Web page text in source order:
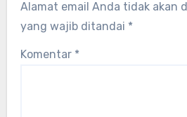
Alamat email Anda tidak akan
yang wajib ditandai *
Komentar *